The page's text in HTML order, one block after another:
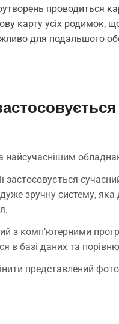
проводиться
карту усіх родимок,
для подальшого
найсучаснішим
застосовується
зручну систему,
з комп’ютерними
в базі даних та
представлений